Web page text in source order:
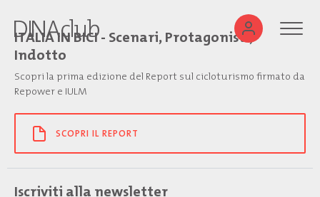
ITALIA IN BICI - Scenari, Protagonisti,
Indotto
Scopri la prima edizione del Report sul cicloturismo firmato da
Repower e IULM
SCOPRI IL REPORT
Iscriviti alla newsletter